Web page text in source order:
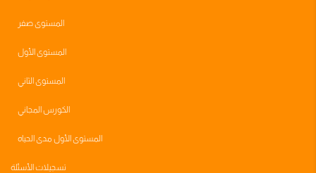
المستوى صفر
المستوى الأول
المستوى الثاني
الكورس المجاني
المستوى الأول مدى الحياه
تسجيلات الأسئلة